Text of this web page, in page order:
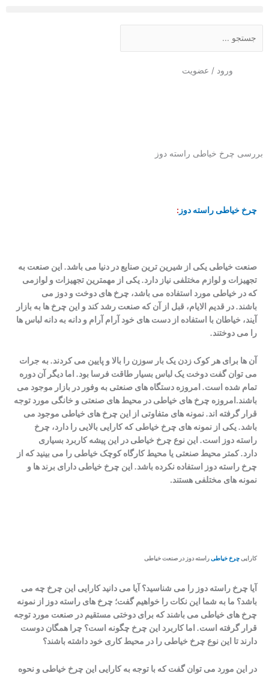
ورود / عضویت
بررسی چرخ خیاطی راسته دوز
چرخ خیاطی راسته دوز :
صنعت خیاطی یکی از شیرین ترین صنایع در دنیا می باشد. این صنعت به
تجهیزات و لوازم مختلفی نیاز دارد.یکی از مهمترین تجهیزات و لوازمی
که در خیاطی مورد استفاده می باشد، چرخ های دوخت و دوز می
باشند.در قدیم الایام، قبل از آن که صنعت رشد کند و این چرخ ها به بازار
آیند، خیاطان با استفاده از دست های خود آرام آرام و دانه به دانه لباس‌ ها
را می دوختند.
آن ها برای هر کوک زدن یک بار سوزن را بالا و پایین می کردند.به جرات
می توان گفت دوخت یک لباس بسیار طاقت فرسا بود. اما دیگر آن دوره
تمام شده است. امروزه دستگاه های صنعتی به وفور در بازار موجود می
باشند.امروزه چرخ های خیاطی در محیط های صنعتی و خانگی مورد توجه
قرار گرفته اند.نمونه های متفاوتی از این چرخ های خیاطی موجود می
باشد.یکی از نمونه های چرخ خیاطی که کارایی بالایی را دارد، چرخ
راسته دوز است. این نوع چرخ خیاطی در این پیشه کاربرد بسیاری
دارد.کمتر محیط صنعتی یا محیط کارگاه کوچک خیاطی را می بینید که از
چرخ راسته دوز استفاده نکرده باشد. این چرخ خیاطی دارای برند ها و
نمونه های مختلفی هستند.
کاراییچرخ خیاطیراسته دوز در صنعت خیاطی
آیا چرخ راسته دوز را می شناسید؟ آیا می دانید کارایی این چرخ چه می
باشد؟ ما به شما این نکات را خواهیم گفت؛ چرخ های راسته دوز از نمونه
چرخ های خیاطی می باشند که برای دوختی مستقیم در صنعت مورد توجه
قرار گرفته است. اما کاربرد این چرخ چگونه است؟ چرا همگان دوست
دارند تا این نوع چرخ خیاطی را در محیط کاری خود داشته باشند؟
در این مورد می توان گفت که با توجه به کارایی این چرخ خیاطی و نحوه